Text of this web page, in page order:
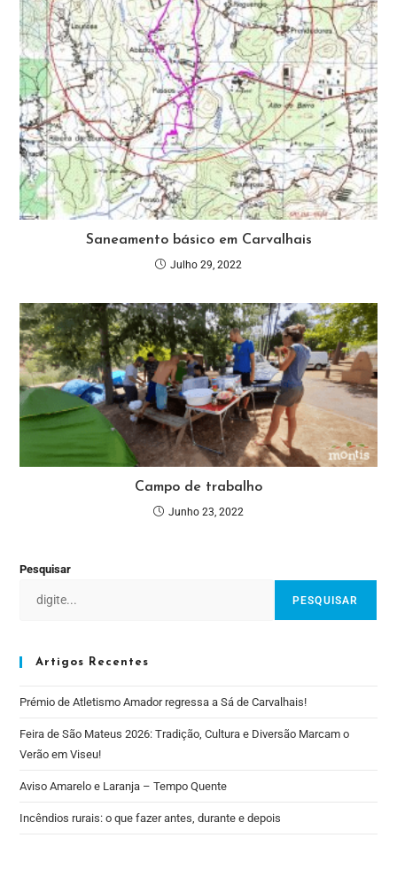
Saneamento básico em Carvalhais
Julho 29, 2022
Campo de trabalho
Junho 23, 2022
Pesquisar
PESQUISAR
Artigos Recentes
Prémio de Atletismo Amador regressa a Sá de Carvalhais!
Feira de São Mateus 2026: Tradição, Cultura e Diversão Marcam o
Verão em Viseu!
Aviso Amarelo e Laranja – Tempo Quente
Incêndios rurais: o que fazer antes, durante e depois